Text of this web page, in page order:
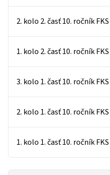
2. kolo 2. časť 10. ročník FKS
1. kolo 2. časť 10. ročník FKS
3. kolo 1. časť 10. ročník FKS
2. kolo 1. časť 10. ročník FKS
1. kolo 1. časť 10. ročník FKS